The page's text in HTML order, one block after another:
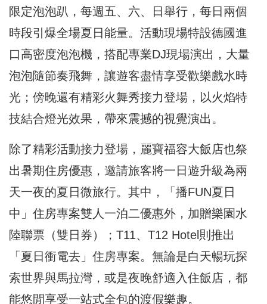
限定泡泡趴，每週五、六、日舉行，每日兩個
時段引爆全場夏日能量。活動現場特設德國進
口高密度泡泡機，搭配專業DJ現場演出，大量
泡泡隨節奏飛舞，讓遊客盡情享受歡樂戲水時
光；傍晚還有精彩火舞秀接力登場，以火焰特
技結合燈光效果，帶來震撼的視覺演出。
除了精彩活動接力登場，麗寶福容大飯店也祭
出暑期住房優惠，邀請旅客將一日遊升級為兩
天一夜的夏日微旅行。其中，「播FUN夏日
中」住房專案雙人一泊二優惠外，加贈樂園水
陸聯票（雙日券）；T11、T12 Hotel則推出
「夏日衝電去」住房專案。無論是白天暢玩探
索世界與馬拉灣，或是夜晚舒適入住飯店，都
能悠閒享受一站式全包的渡假樂趣。